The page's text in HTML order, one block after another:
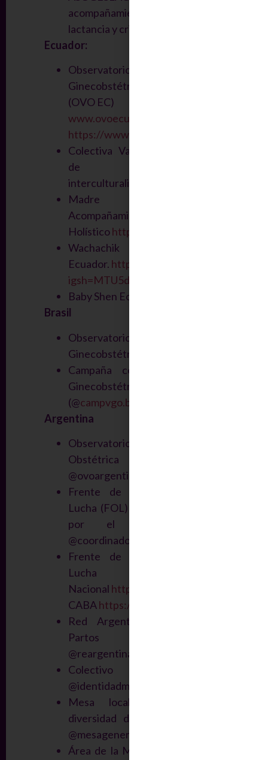
acompañamiento de la gestación,
lactancia y crianza.
Ecuador:
Observatorio de Violencia
Ginecobstétrica del Ecuador
(OVO EC)
www.ovoecuador.org
https://www.instagram.com/ovoecuador
Colectiva Valdivias – Derechos
de género e
interculturalidad
Madre Ancestra –
Acompañamiento Maternal
Holísticohttps://www.instagram.com/
Wachachik Partería
Ecuador. https://www.instagram.com/
igsh=MTU5dmVtbzhmMmg3Ng==
Baby Shen Ecuador – @babyshen
Brasil
Observatorio de Violencia
Ginecobstétrica do Brasil
Campaña contra la Violencia
Ginecobstétrica – Brasil
(@campvgo.br
Argentina
Observatorio de Violencia
Obstétrica Argentina
@ovoargentina_
Frente de Organizaciones en
Lucha (FOL) en la Coordinadora
por el Cambio Social.
@coordinadora_cambio_social
Frente de Organizaciones en
Lucha (FOL).
Nacional https://www.facebook.com/
CABAhttps://www.facebook.com/share/
Red Argentina de Casas de
Partos
@reargentinacasasdepartos
Colectivo Identidad Marrón
@identidadmarron
Mesa local de género y
diversidad de Florencio Varela
@mesagenerofv
Área de la Mujer-Depo Ciencias